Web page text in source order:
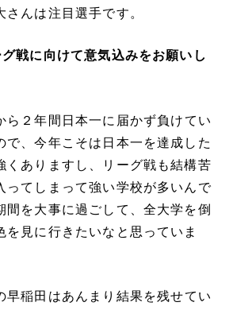
んは注目選手です。
戦に向けて意気込みをお願いし
２年間日本一に届かず負けてい
で、今年こそは日本一を達成した
くありますし、リーグ戦も結構苦
ってしまって強い学校が多いんで
間を大事に過ごして、全大学を倒
を見に行きたいなと思っていま
稲田はあんまり結果を残せてい